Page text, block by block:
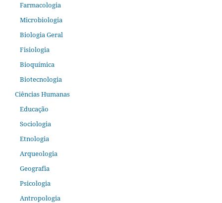
Farmacologia
Microbiologia
Biologia Geral
Fisiologia
Bioquímica
Biotecnologia
Ciências Humanas
Educação
Sociologia
Etnologia
Arqueologia
Geografia
Psicologia
Antropologia